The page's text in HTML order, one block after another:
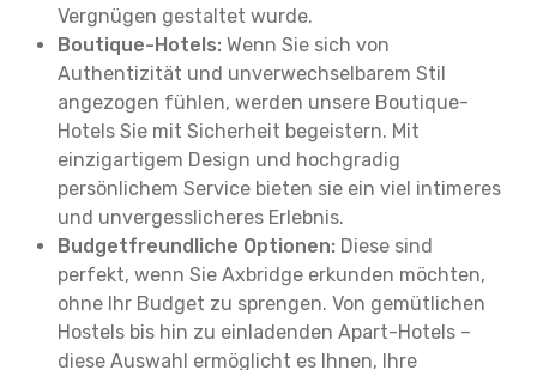
Vergnügen gestaltet wurde.
Boutique-Hotels: Wenn Sie sich von
Authentizität und unverwechselbarem Stil
angezogen fühlen, werden unsere Boutique-
Hotels Sie mit Sicherheit begeistern. Mit
einzigartigem Design und hochgradig
persönlichem Service bieten sie ein viel intimeres
und unvergesslicheres Erlebnis.
Budgetfreundliche Optionen: Diese sind
perfekt, wenn Sie Axbridge erkunden möchten,
ohne Ihr Budget zu sprengen. Von gemütlichen
Hostels bis hin zu einladenden Apart-Hotels –
diese Auswahl ermöglicht es Ihnen, Ihre